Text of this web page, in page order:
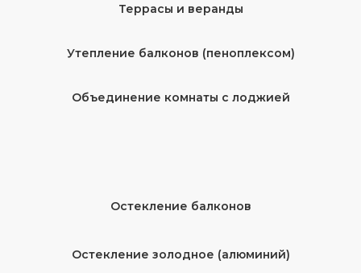
Террасы и веранды
Утепление балконов (пеноплексом)
Объединение комнаты с лоджией
Остекление балконов
Остекление золодное (алюминий)